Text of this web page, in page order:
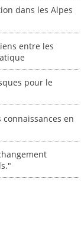
dans les Alpes
entre les
pour le
en